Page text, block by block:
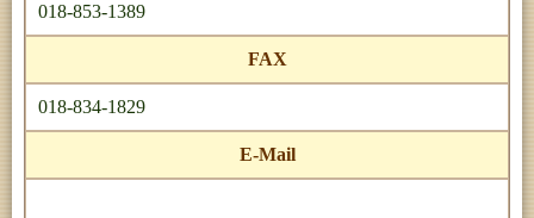
018-853-1389
FAX
018-834-1829
E-Mail